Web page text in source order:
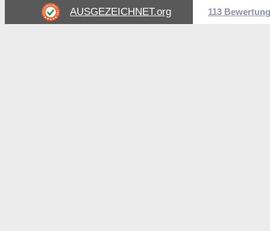
AUSGEZEICHNET.org 113